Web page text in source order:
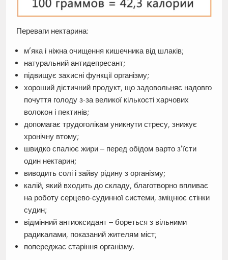
Переваги нектарина:
м’яка і ніжна очищення кишечника від шлаків;
натуральний антидепресант;
підвищує захисні функції організму;
хороший дієтичний продукт, що задовольняє надовго
почуття голоду з-за великої кількості харчових
волокон і пектинів;
допомагає трудоголікам уникнути стресу, знижує
хронічну втому;
швидко спалює жири – перед обідом варто з’їсти
один нектарин;
виводить солі і зайву рідину з організму;
калій, який входить до складу, благотворно впливає
на роботу серцево-судинної системи, зміцнює стінки
судин;
відмінний антиоксидант – бореться з вільними
радикалами, показаний жителям міст;
попереджає старіння організму.